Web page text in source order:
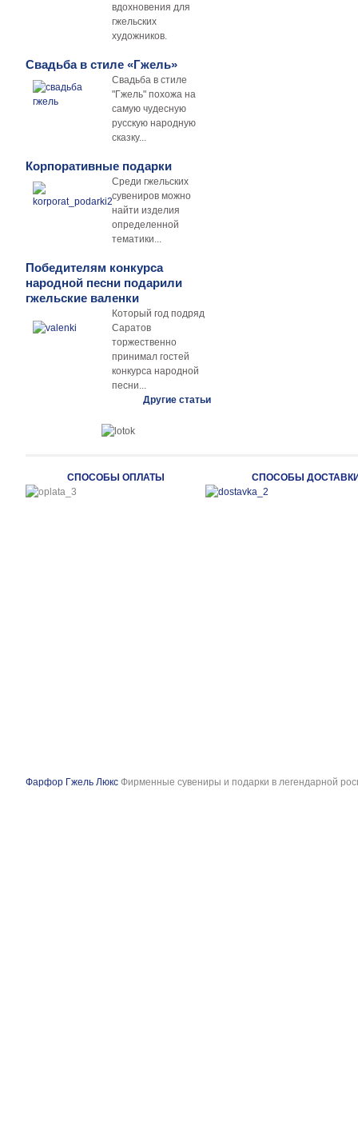
вдохновения для
гжельских
художников.
Свадьба в стиле «Гжель»
Свадьба в стиле
"Гжель" похожа на
самую чудесную
русскую народную
сказку...
Корпоративные подарки
Среди гжельских
сувениров можно
найти изделия
определенной
тематики...
Победителям конкурса
народной песни подарили
гжельские валенки
Который год подряд
Саратов
торжественно
принимал гостей
конкурса народной
песни...
Другие статьи
СПОСОБЫ ОПЛАТЫ СПОСОБЫ
Фарфор Гжель Люкс Фирменные сувениры и подарки в легендарной